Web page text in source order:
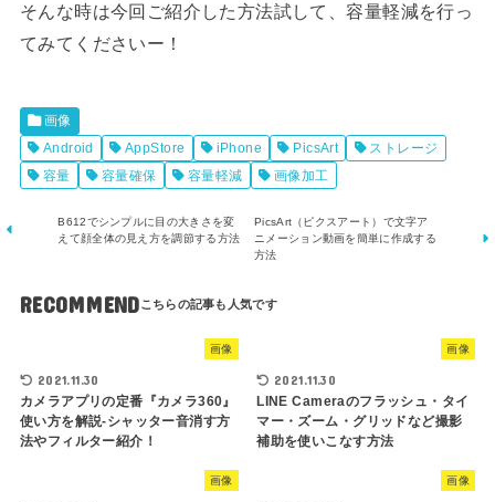
そんな時は今回ご紹介した方法試して、容量軽減を行っ
てみてくださいー！
画像
Android
AppStore iPhone PicsArt
ストレージ
容量
容量確保 容量軽減 画像加工
B612でシンプルに目の大きさを変
えて顔全体の見え方を調節する方法
PicsArt（ピクスアート）で文字ア
ニメーション動画を簡単に作成する
方法
RECOMMEND
画像
2021.11.30
カメラアプリの定番『カメラ360』
使い方を解説-シャッター音消す方
法やフィルター紹介！
画像
2021.11.30
LINE Cameraのフラッシュ・タイ
マー・ズーム・グリッドなど撮影
補助を使いこなす方法
画像 画像